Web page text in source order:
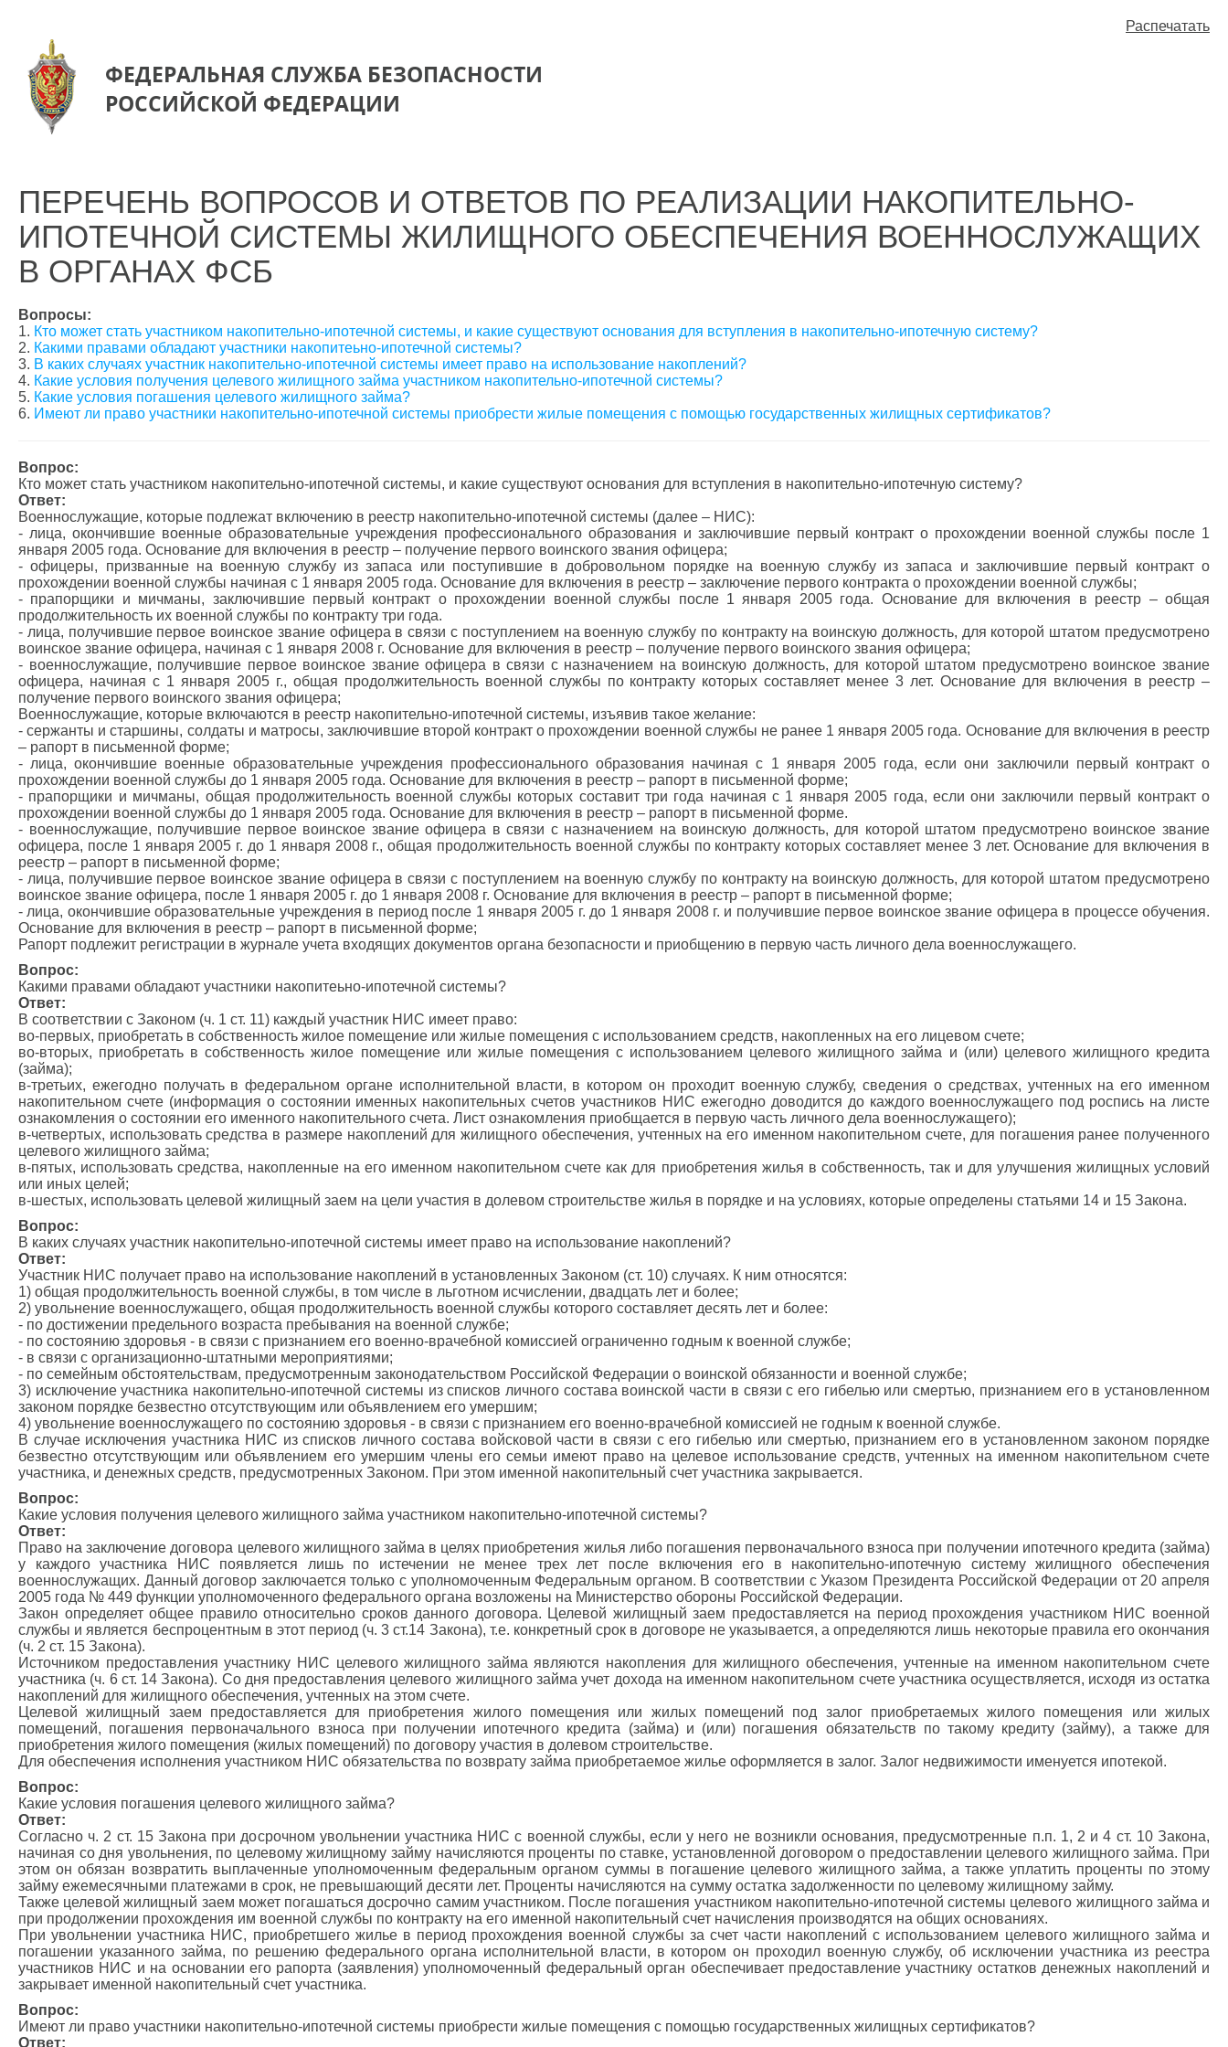
ФЕДЕРАЛЬНАЯ СЛУЖБА БЕЗОПАСНОСТИ
РОССИЙСКОЙ ФЕДЕРАЦИИ
Распечатать
ПЕРЕЧЕНЬ ВОПРОСОВ И ОТВЕТОВ ПО РЕАЛИЗАЦИИ НАКОПИТЕЛЬНО-
ИПОТЕЧНОЙ СИСТЕМЫ ЖИЛИЩНОГО ОБЕСПЕЧЕНИЯ ВОЕННОСЛУЖАЩИХ
В ОРГАНАХ ФСБ
Вопросы:
1. Кто может стать участником накопительно-ипотечной системы, и какие существуют основания для вступления в накопительно-ипотечную систему?
2. Какими правами обладают участники накопитеьно-ипотечной системы?
3. В каких случаях участник накопительно-ипотечной системы имеет право на использование накоплений?
4. Какие условия получения целевого жилищного займа участником накопительно-ипотечной системы?
5. Какие условия погашения целевого жилищного займа?
6. Имеют ли право участники накопительно-ипотечной системы приобрести жилые помещения с помощью государственных жилищных сертификатов?
Вопрос:
Кто может стать участником накопительно-ипотечной системы, и какие существуют основания для вступления в накопительно-ипотечную систему?
Ответ:
Военнослужащие, которые подлежат включению в реестр накопительно-ипотечной системы (далее – НИС):
- лица, окончившие военные образовательные учреждения профессионального образования и заключившие первый контракт о прохождении военной службы после 1
января 2005 года. Основание для включения в реестр – получение первого воинского звания офицера;
- офицеры, призванные на военную службу из запаса или поступившие в добровольном порядке на военную службу из запаса и заключившие первый контракт о
прохождении военной службы начиная с 1 января 2005 года. Основание для включения в реестр – заключение первого контракта о прохождении военной службы;
- прапорщики и мичманы, заключившие первый контракт о прохождении военной службы после 1 января 2005 года. Основание для включения в реестр – общая
продолжительность их военной службы по контракту три года.
- лица, получившие первое воинское звание офицера в связи с поступлением на военную службу по контракту на воинскую должность, для которой штатом предусмотрено
воинское звание офицера, начиная с 1 января 2008 г. Основание для включения в реестр – получение первого воинского звания офицера;
- военнослужащие, получившие первое воинское звание офицера в связи с назначением на воинскую должность, для которой штатом предусмотрено воинское звание
офицера, начиная с 1 января 2005 г., общая продолжительность военной службы по контракту которых составляет менее 3 лет. Основание для включения в реестр –
получение первого воинского звания офицера;
Военнослужащие, которые включаются в реестр накопительно-ипотечной системы, изъявив такое желание:
- сержанты и старшины, солдаты и матросы, заключившие второй контракт о прохождении военной службы не ранее 1 января 2005 года. Основание для включения в реестр
– рапорт в письменной форме;
- лица, окончившие военные образовательные учреждения профессионального образования начиная с 1 января 2005 года, если они заключили первый контракт о
прохождении военной службы до 1 января 2005 года. Основание для включения в реестр – рапорт в письменной форме;
- прапорщики и мичманы, общая продолжительность военной службы которых составит три года начиная с 1 января 2005 года, если они заключили первый контракт о
прохождении военной службы до 1 января 2005 года. Основание для включения в реестр – рапорт в письменной форме.
- военнослужащие, получившие первое воинское звание офицера в связи с назначением на воинскую должность, для которой штатом предусмотрено воинское звание
офицера, после 1 января 2005 г. до 1 января 2008 г., общая продолжительность военной службы по контракту которых составляет менее 3 лет. Основание для включения в
реестр – рапорт в письменной форме;
- лица, получившие первое воинское звание офицера в связи с поступлением на военную службу по контракту на воинскую должность, для которой штатом предусмотрено
воинское звание офицера, после 1 января 2005 г. до 1 января 2008 г. Основание для включения в реестр – рапорт в письменной форме;
- лица, окончившие образовательные учреждения в период после 1 января 2005 г. до 1 января 2008 г. и получившие первое воинское звание офицера в процессе обучения.
Основание для включения в реестр – рапорт в письменной форме;
Рапорт подлежит регистрации в журнале учета входящих документов органа безопасности и приобщению в первую часть личного дела военнослужащего.
Вопрос:
Какими правами обладают участники накопитеьно-ипотечной системы?
Ответ:
В соответствии с Законом (ч. 1 ст. 11) каждый участник НИС имеет право:
во-первых, приобретать в собственность жилое помещение или жилые помещения с использованием средств, накопленных на его лицевом счете;
во-вторых, приобретать в собственность жилое помещение или жилые помещения с использованием целевого жилищного займа и (или) целевого жилищного кредита
(займа);
в-третьих, ежегодно получать в федеральном органе исполнительной власти, в котором он проходит военную службу, сведения о средствах, учтенных на его именном
накопительном счете (информация о состоянии именных накопительных счетов участников НИС ежегодно доводится до каждого военнослужащего под роспись на листе
ознакомления о состоянии его именного накопительного счета. Лист ознакомления приобщается в первую часть личного дела военнослужащего);
в-четвертых, использовать средства в размере накоплений для жилищного обеспечения, учтенных на его именном накопительном счете, для погашения ранее полученного
целевого жилищного займа;
в-пятых, использовать средства, накопленные на его именном накопительном счете как для приобретения жилья в собственность, так и для улучшения жилищных условий
или иных целей;
в-шестых, использовать целевой жилищный заем на цели участия в долевом строительстве жилья в порядке и на условиях, которые определены статьями 14 и 15 Закона.
Вопрос:
В каких случаях участник накопительно-ипотечной системы имеет право на использование накоплений?
Ответ:
Участник НИС получает право на использование накоплений в установленных Законом (ст. 10) случаях. К ним относятся:
1) общая продолжительность военной службы, в том числе в льготном исчислении, двадцать лет и более;
2) увольнение военнослужащего, общая продолжительность военной службы которого составляет десять лет и более:
- по достижении предельного возраста пребывания на военной службе;
- по состоянию здоровья - в связи с признанием его военно-врачебной комиссией ограниченно годным к военной службе;
- в связи с организационно-штатными мероприятиями;
- по семейным обстоятельствам, предусмотренным законодательством Российской Федерации о воинской обязанности и военной службе;
3) исключение участника накопительно-ипотечной системы из списков личного состава воинской части в связи с его гибелью или смертью, признанием его в установленном
законом порядке безвестно отсутствующим или объявлением его умершим;
4) увольнение военнослужащего по состоянию здоровья - в связи с признанием его военно-врачебной комиссией не годным к военной службе.
В случае исключения участника НИС из списков личного состава войсковой части в связи с его гибелью или смертью, признанием его в установленном законом порядке
безвестно отсутствующим или объявлением его умершим члены его семьи имеют право на целевое использование средств, учтенных на именном накопительном счете
участника, и денежных средств, предусмотренных Законом. При этом именной накопительный счет участника закрывается.
Вопрос:
Какие условия получения целевого жилищного займа участником накопительно-ипотечной системы?
Ответ:
Право на заключение договора целевого жилищного займа в целях приобретения жилья либо погашения первоначального взноса при получении ипотечного кредита (займа)
у каждого участника НИС появляется лишь по истечении не менее трех лет после включения его в накопительно-ипотечную систему жилищного обеспечения
военнослужащих. Данный договор заключается только с уполномоченным Федеральным органом. В соответствии с Указом Президента Российской Федерации от 20 апреля
2005 года № 449 функции уполномоченного федерального органа возложены на Министерство обороны Российской Федерации.
Закон определяет общее правило относительно сроков данного договора. Целевой жилищный заем предоставляется на период прохождения участником НИС военной
службы и является беспроцентным в этот период (ч. 3 ст.14 Закона), т.е. конкретный срок в договоре не указывается, а определяются лишь некоторые правила его окончания
(ч. 2 ст. 15 Закона).
Источником предоставления участнику НИС целевого жилищного займа являются накопления для жилищного обеспечения, учтенные на именном накопительном счете
участника (ч. 6 ст. 14 Закона). Со дня предоставления целевого жилищного займа учет дохода на именном накопительном счете участника осуществляется, исходя из остатка
накоплений для жилищного обеспечения, учтенных на этом счете.
Целевой жилищный заем предоставляется для приобретения жилого помещения или жилых помещений под залог приобретаемых жилого помещения или жилых
помещений, погашения первоначального взноса при получении ипотечного кредита (займа) и (или) погашения обязательств по такому кредиту (займу), а также для
приобретения жилого помещения (жилых помещений) по договору участия в долевом строительстве.
Для обеспечения исполнения участником НИС обязательства по возврату займа приобретаемое жилье оформляется в залог. Залог недвижимости именуется ипотекой.
Вопрос:
Какие условия погашения целевого жилищного займа?
Ответ:
Согласно ч. 2 ст. 15 Закона при досрочном увольнении участника НИС с военной службы, если у него не возникли основания, предусмотренные п.п. 1, 2 и 4 ст. 10 Закона,
начиная со дня увольнения, по целевому жилищному займу начисляются проценты по ставке, установленной договором о предоставлении целевого жилищного займа. При
этом он обязан возвратить выплаченные уполномоченным федеральным органом суммы в погашение целевого жилищного займа, а также уплатить проценты по этому
займу ежемесячными платежами в срок, не превышающий десяти лет. Проценты начисляются на сумму остатка задолженности по целевому жилищному займу.
Также целевой жилищный заем может погашаться досрочно самим участником. После погашения участником накопительно-ипотечной системы целевого жилищного займа и
при продолжении прохождения им военной службы по контракту на его именной накопительный счет начисления производятся на общих основаниях.
При увольнении участника НИС, приобретшего жилье в период прохождения военной службы за счет части накоплений с использованием целевого жилищного займа и
погашении указанного займа, по решению федерального органа исполнительной власти, в котором он проходил военную службу, об исключении участника из реестра
участников НИС и на основании его рапорта (заявления) уполномоченный федеральный орган обеспечивает предоставление участнику остатков денежных накоплений и
закрывает именной накопительный счет участника.
Вопрос:
Имеют ли право участники накопительно-ипотечной системы приобрести жилые помещения с помощью государственных жилищных сертификатов?
Ответ: